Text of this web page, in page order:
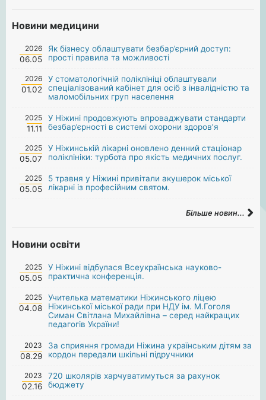
Новини медицини
2026
06.05
Як бізнесу облаштувати безбар’єрний доступ:
прості правила та можливості
2026
01.02
У стоматологічній поліклініці облаштували
спеціалізований кабінет для осіб з інвалідністю та
маломобільних груп населення
2025
11.11
У Ніжині продовжують впроваджувати стандарти
безбар’єрності в системі охорони здоров’я
2025
05.07
У Ніжинській лікарні оновлено денний стаціонар
поліклініки: турбота про якість медичних послуг.
2025
05.05
5 травня у Ніжині привітали акушерок міської
лікарні із професійним святом.
Більше новин...
Новини освіти
2025
05.05
У Ніжині відбулася Всеукраїнська науково-
практична конференція.
2025
04.08
Учителька математики Ніжинського ліцею
Ніжинської міської ради при НДУ ім. М.Гоголя
Симан Світлана Михайлівна – серед найкращих
педагогів України!
2023
08.29
За сприяння громади Ніжина українським дітям за
кордон передали шкільні підручники
2023
02.16
720 школярів харчуватимуться за рахунок
бюджету